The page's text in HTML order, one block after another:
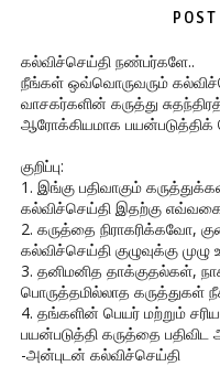
கல்விச்செய்தி நண்பர்களே..
நீங்கள் ஒவ்வொருவரும்
வாசகர்களின் கருத்து
ஆரோக்கியமாக
குறிப்பு:
1. இங்கு பதிவாகும்
கல்விச்செய்தி இதற்கு
2. கருத்தை
கல்விச்செய்தி குழுவுக்கு முழு
3. தனிமனித தாக்குதல்கள்,
பொருத்தமில்லாத கருத்துகள்
4. தங்களின் பெயர் மற்றும்
பயன்படுத்தி கருத்தை
-அன்புடன் கல்விச்செய்தி